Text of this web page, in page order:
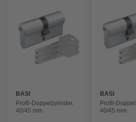
BASI
Profil-Doppelzylinder,
40/45 mm
BASI
Profil-
40/45 mm